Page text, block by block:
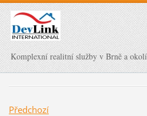
Komplexní realitní služby v Brně a okolí
Předchozí